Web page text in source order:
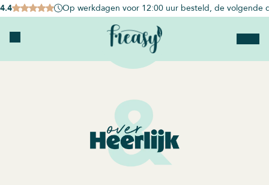
4.4 Op werkdagen voor 12:00 uur besteld, de volgende